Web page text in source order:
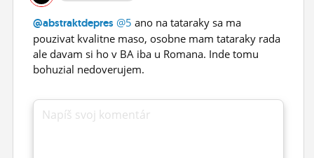
@abstraktdepres @5 ano na tataraky sa ma
pouzivat kvalitne maso, osobne mam tataraky rada
ale davam si ho v BA iba u Romana. Inde tomu
bohuzial nedoverujem.
Napíš svoj komentár